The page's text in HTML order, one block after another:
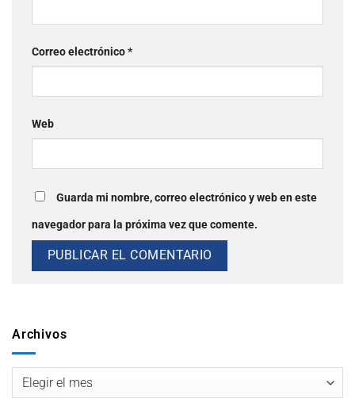
Archivos
Correo electrónico*
Web
Guarda mi nombre, correo electrónico y web en este
navegador para la próxima vez que comente.